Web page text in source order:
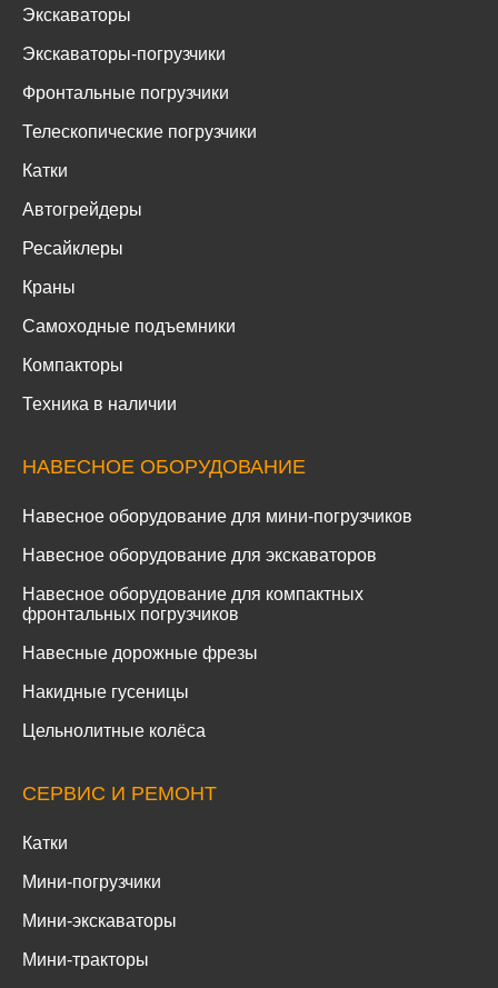
Экскаваторы
Экскаваторы-погрузчики
Фронтальные погрузчики
Телескопические погрузчики
Катки
Автогрейдеры
Ресайклеры
Краны
Самоходные подъемники
Компакторы
Техника в наличии
НАВЕСНОЕ ОБОРУДОВАНИЕ
Навесное оборудование для мини-погрузчиков
Навесное оборудование для экскаваторов
Навесное оборудование для компактных
фронтальных погрузчиков
Навесные дорожные фрезы
Накидные гусеницы
Цельнолитные колёса
СЕРВИС И РЕМОНТ
Катки
Мини-погрузчики
Мини-экскаваторы
Мини-тракторы